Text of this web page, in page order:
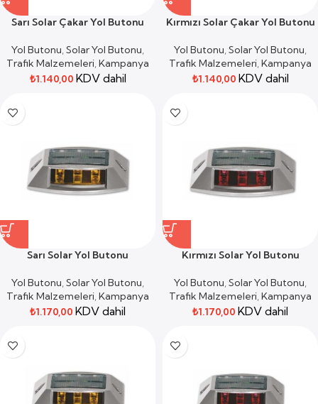
Sarı Solar Çakar Yol Butonu
Yol Butonu,Solar Yol Butonu,
Trafik Malzemeleri,Kampanya
₺1.140,00 KDV dahil
Kırmızı Solar Çakar Yol Butonu
Yol Butonu,Solar Yol Butonu,
Trafik Malzemeleri,Kampanya
₺1.140,00 KDV dahil
Sarı Solar Yol Butonu
Yol Butonu,Solar Yol Butonu,
Trafik Malzemeleri,Kampanya
₺1.170,00 KDV dahil
Kırmızı Solar Yol Butonu
Yol Butonu,Solar Yol Butonu,
Trafik Malzemeleri,Kampanya
₺1.170,00 KDV dahil